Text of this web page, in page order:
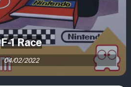
F-1 Race
04/02/2022